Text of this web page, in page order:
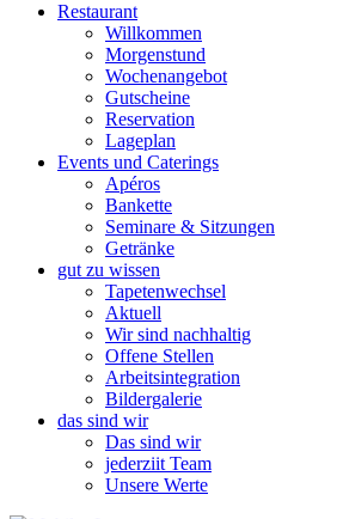
Restaurant
Willkommen
Morgenstund
Wochenangebot
Gutscheine
Reservation
Lageplan
Events und Caterings
Apéros
Bankette
Seminare & Sitzungen
Getränke
gut zu wissen
Tapetenwechsel
Aktuell
Wir sind nachhaltig
Offene Stellen
Arbeitsintegration
Bildergalerie
das sind wir
Das sind wir
jederziit Team
Unsere Werte